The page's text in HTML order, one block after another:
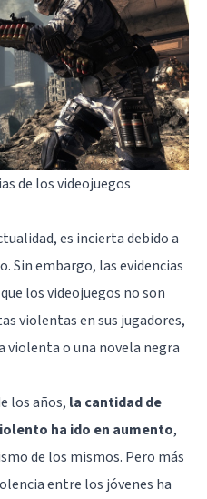
de los videojuegos
es incierta debido a
Sin embargo, las evidencias
los videojuegos no son
violentas en sus jugadores,
violenta o una novela negra
los años, la cantidad de
ha ido en aumento,
de los mismos. Pero más
entre los jóvenes ha